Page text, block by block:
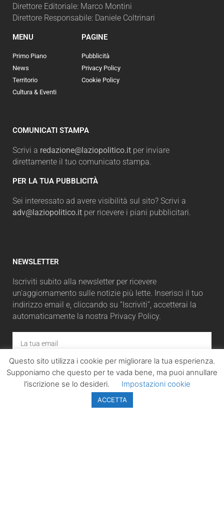
Direttore Editoriale: Marco Montini
Direttore Responsabile: Daniele Coltrinari
MENU
Primo Piano
News
Territorio
Cultura & Eventi
PAGINE
Pubblicità
Privacy Policy
Cookie Policy
COMUNICATI STAMPA
Scrivi a redazione@laziopolitico.it per inviare
direttamente il tuo comunicato stampa.
PER LA TUA PUBBLICITÀ
Sei interessato ad avere visibilità sul sito? Scrivi a
adv@laziopolitico.it per ricevere i piani pubblicitari.
NEWSLETTER
Iscriviti subito alla newsletter per ricevere
un'aggiornamento sulle notizie più lette. Inserisci il tuo
indirizzo email e, cliccando su “Iscriviti”, accetterai la
automaticamente la nostra Privacy Policy.
ISCRIVITI
Questo sito utilizza i cookie per migliorare la tua esperienza.
Supponiamo che questo per te vada bene, ma puoi annullare
l'iscrizione se lo desideri.
Impostazioni cookie
ACCETTA